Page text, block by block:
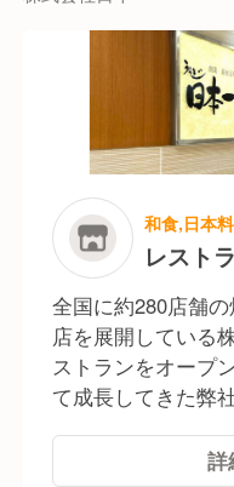
◆持続可能な未来を
再生可能エネルギー
には自社物流センタ
し、電気使用量の約
を活用しております
様々な活動を通じて
て貢献しています。
◆社会全体の発展を
・日本一イベントカ
ントに参画し、焼き
動（東北地方太平沖
和食,日本
レスト
全国に約280店舗
店を展開している
ストランをオープ
て成長してきた弊
更なる企業成長を詳